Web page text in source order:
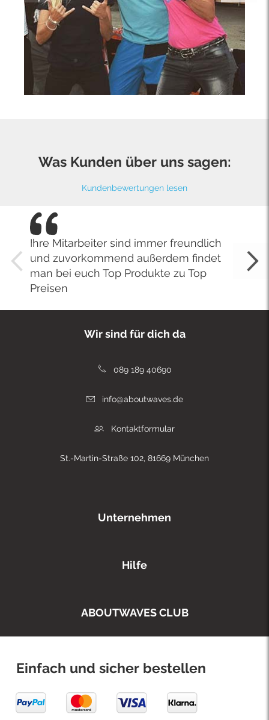
Was Kunden über uns sagen:
Kundenbewertungen lesen
Ihre Mitarbeiter sind immer freundlich
und zuvorkommend außerdem findet
man bei euch Top Produkte zu Top
Preisen
Wir sind für dich da
089 189 40690
info@aboutwaves.de
Kontaktformular
St.-Martin-Straße 102, 81669 München
Unternehmen
Hilfe
ABOUTWAVES CLUB
Einfach und sicher bestellen